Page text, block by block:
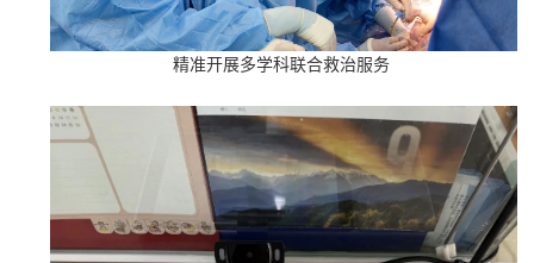
精准开展多学科联合救治服务